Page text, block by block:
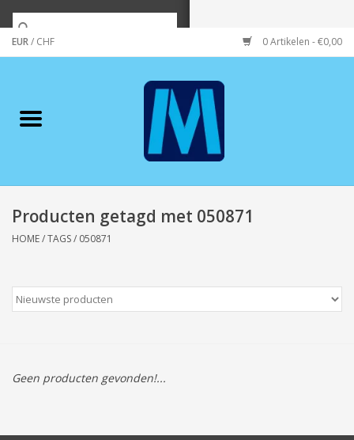
EUR/ CHF 0 Artikelen - €0,00
Merken
Wonen/koken/huishouden
Wenskaarten
Tassen/Portemonnee
Boeken
Producten getagd met 050871
HOME/TAGS/ 050871
Geen producten gevonden!...